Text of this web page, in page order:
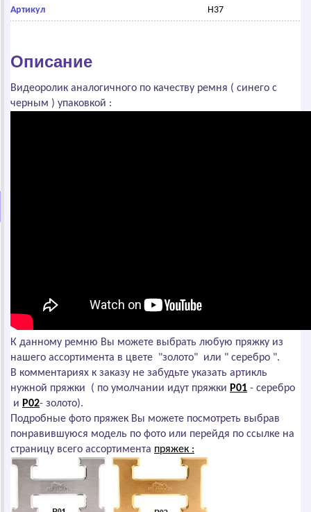
Артикул H37
Описание
Видеоролик аналогичного по качеству ремня ( синего с
черным ) упаковкой :
К данному ремню Вы можете выбрать любую пряжку из
нашего ассортимента в цвете "золото" или " серебро ".
В комментариях к заказу не забудьте указать артикль
нужной пряжки ( по умолчании идут пряжки P01 - серебро
и P02- золото).
Подробные фото пряжек Вы можете посмотреть выбрав
понравившуюся модель по фото или перейдя по ссылке на
страницу всего ассортимента пряжек :